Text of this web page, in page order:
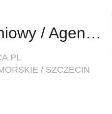
Agent Ubezpieczeniowy / Agentka Ubezpieczeniowa
/ SZCZECIN